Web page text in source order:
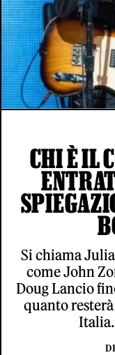
CHI È IL
Si chiama
come John
Doug Lancio
quanto